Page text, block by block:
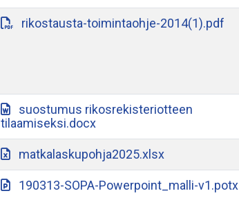
rikostausta-toimintaohje-2014(1).pdf
suostumus rikosrekisteriotteen
tilaamiseksi.docx
matkalaskupohja2025.xlsx
190313-SOPA-Powerpoint_malli-v1.potx